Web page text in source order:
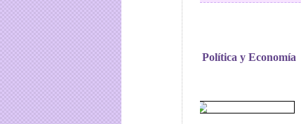
Política y Economía